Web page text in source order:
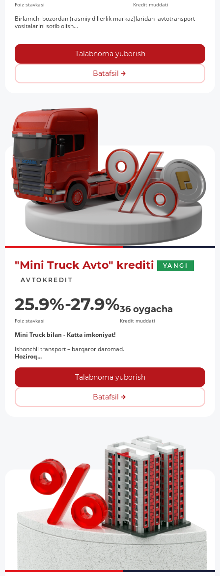
Foiz stavkasi Kredit muddati
Birlamchi bozordan (rasmiy dillerlik markaz)laridan avtotransport
vositalarini sotib olish...
Talabnoma yuborish
Batafsil
"Mini Truck Avto" krediti
YANGI
AVTOKREDIT
25.9%-27.9%
Foiz stavkasi
36 oygacha
Kredit muddati
Mini Truck bilan - Katta imkoniyat!
Ishonchli transport – barqaror daromad.
Hoziroq...
Talabnoma yuborish
Batafsil